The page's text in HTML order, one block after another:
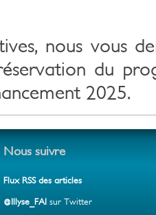
nous vous
du
2025.
Nous suivre
Flux RSS des articles
@Illyse_FAI sur Twitter